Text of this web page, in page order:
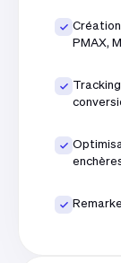
PMAX,